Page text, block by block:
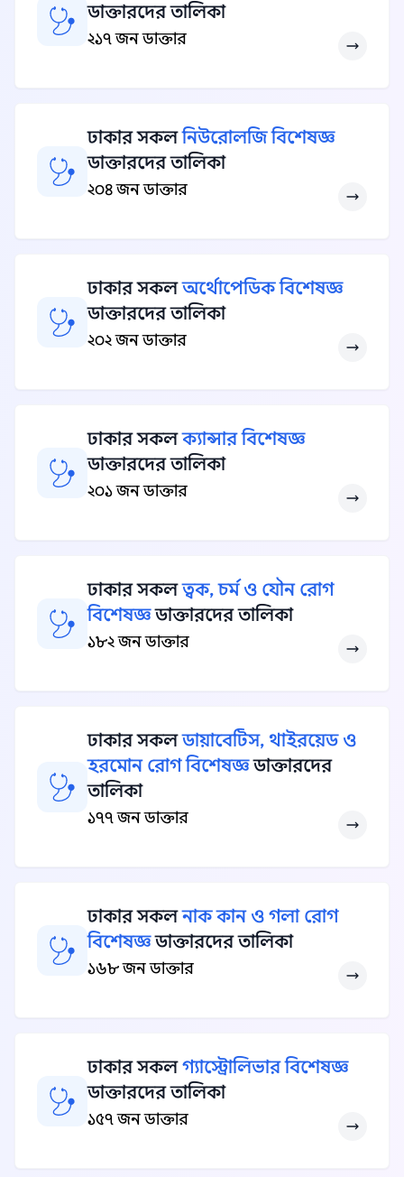
ডাক্তারদের তালিকা
২১৭ জন ডাক্তার
ঢাকার সকলনিউরোলজি বিশেষজ্ঞ
ডাক্তারদের তালিকা
২০৪ জন ডাক্তার
ঢাকার সকলঅর্থোপেডিক বিশেষজ্ঞ
ডাক্তারদের তালিকা
২০২ জন ডাক্তার
ঢাকার সকলক্যান্সার বিশেষজ্ঞ
ডাক্তারদের তালিকা
২০১ জন ডাক্তার
ঢাকার সকলত্বক, চর্ম ও যৌন রোগ
বিশেষজ্ঞডাক্তারদের তালিকা
১৮২ জন ডাক্তার
ঢাকার সকলডায়াবেটিস, থাইরয়েড ও
হরমোন রোগ বিশেষজ্ঞডাক্তারদের
তালিকা
১৭৭ জন ডাক্তার
ঢাকার সকলনাক কান ও গলা রোগ
বিশেষজ্ঞডাক্তারদের তালিকা
১৬৮ জন ডাক্তার
ঢাকার সকলগ্যাস্ট্রোলিভার বিশেষজ্ঞ
ডাক্তারদের তালিকা
১৫৭ জন ডাক্তার